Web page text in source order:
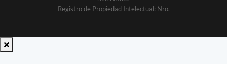
Registro de Propiedad Intelectual: Nro.